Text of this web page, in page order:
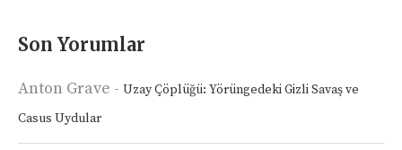
Son Yorumlar
Anton Grave - Uzay Çöplüğü: Yörüngedeki Gizli Savaş ve
Casus Uydular